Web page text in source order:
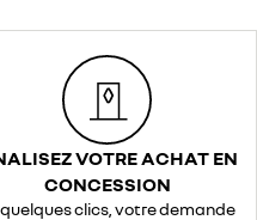
VOTRE ACHAT EN
CONCESSION
clics, votre demande